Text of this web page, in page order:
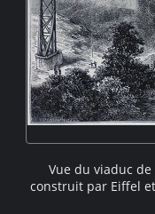
Vue du viaduc
construit par Eiffel